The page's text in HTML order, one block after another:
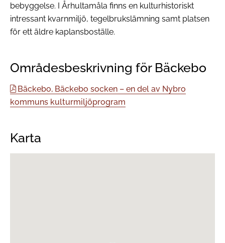
bebyggelse. I Århultamåla finns en kulturhistoriskt
intressant kvarnmiljö, tegelbrukslämning samt platsen
för ett äldre kaplansboställe.
Områdesbeskrivning för Bäckebo
Bäckebo, Bäckebo socken – en del av Nybro
kommuns kulturmiljöprogram
Karta